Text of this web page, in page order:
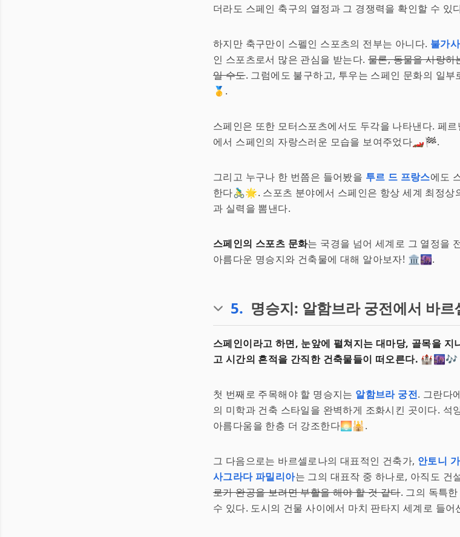
더라도 스페인 축구의 열정과 그 경쟁력을 확인할 수 있
하지만 축구만이 스펠인 스포츠의 전부는 아니다. 불가
인 스포츠로서 많은 관심을 받는다. 물론, 동물을 사랑하
일 수도. 그럼에도 불구하고, 투우는 스페인 문화의 일
🥇.
스페인은 또한 모터스포츠에서도 두각을 나타낸다. 페
에서 스페인의 자랑스러운 모습을 보여주었다🏎️🏁.
그리고 누구나 한 번쯤은 들어봤을 투르 드 프랑스에도
한다🚴‍♂️🌟. 스포츠 분야에서 스페인은 항상 세계 최정상
과 실력을 뽐낸다.
스페인의 스포츠 문화는 국경을 넘어 세계로 그 열정을
아름다운 명승지와 건축물에 대해 알아보자! 🏛️🌆.
5. 명승지: 알함브라 궁전에서 바
스페인이라고 하면, 눈앞에 펼쳐지는 대마당, 골목을 지
고 시간의 흔적을 간직한 건축물들이 떠오른다. 🏰🌆🎶
첫 번째로 주목해야 할 명승지는 알함브라 궁전. 그란다
의 미학과 건축 스타일을 완벽하게 조화시킨 곳이다. 석
아름다움을 한층 더 강조한다🌅🕌.
그 다음으로는 바르셀로나의 대표적인 건축가, 안토니
사그라다 파밀리아는 그의 대표작 중 하나로, 아직도 건
로가 완공을 보려면 부활을 해야 할 것 같다. 그의 독특
수 있다. 도시의 건물 사이에서 마치 판타지 세계로 들